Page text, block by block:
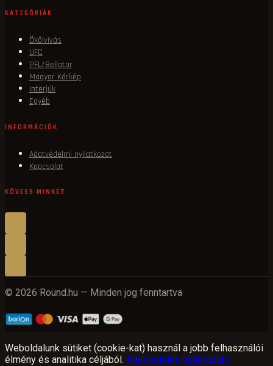
KATEGÓRIÁK
Ökölvívás
UFC
PFL/Bellator
Magyar Körkép
Interjúk
Egyéb
INFORMÁCIÓK
Adatvédelmi nyilatkozat
Kapcsolat
KÖVESS MINKET
© 2026 Round.hu — Minden jog fenntartva
Weboldalunk sütiket (cookie-kat) használ a jobb felhasználói
élmény és analitika céljából. Adatvédelmi tájékoztató